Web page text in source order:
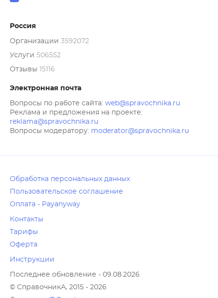
Россия
Организации 3592072
Услуги 506552
Отзывы 15116
Электронная почта
Вопросы по работе сайта: web@spravochnika.ru
Реклама и предложения на проекте:
reklama@spravochnika.ru
Вопросы модератору: moderator@spravochnika.ru
Обработка персональных данных
Пользовательское соглашение
Оплата - Payanyway
Контакты
Тарифы
Оферта
Инструкции
Последнее обновление - 09.08.2026
© СправочникА, 2015 - 2026